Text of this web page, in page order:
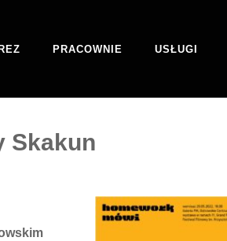
PRACOWNIE USŁUGI
Skakun